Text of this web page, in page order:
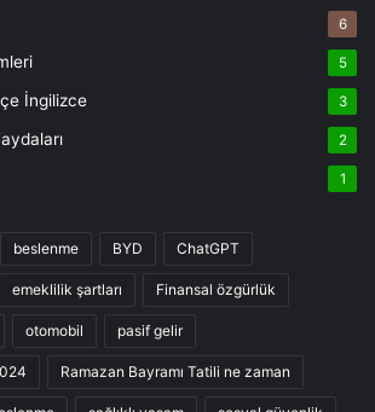
6
5
İngilizce 3
2
1
beslenme BYD ChatGPT
emeklilik şartları Finansal özgürlük
otomobil pasif gelir
Ramazan Bayramı Tatili ne zaman